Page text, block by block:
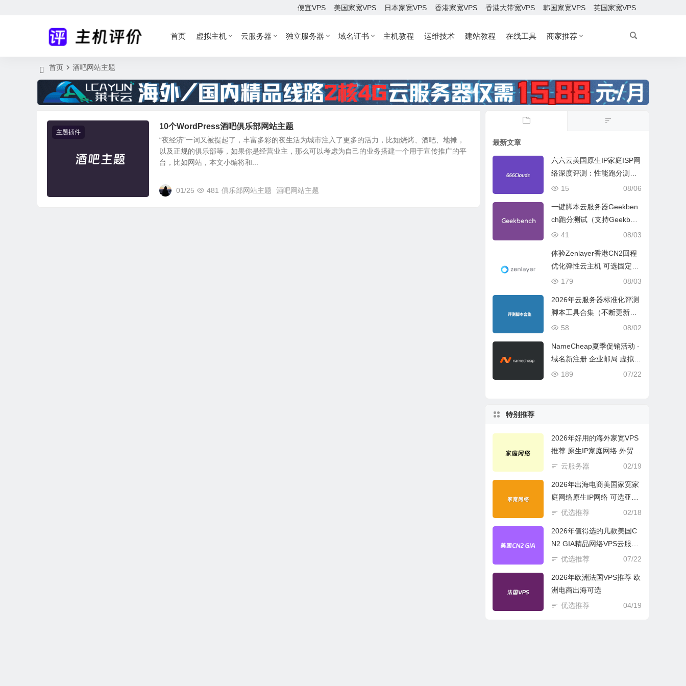
便宜VPS 美国家宽VPS 日本家宽VPS 香港家宽VPS 香港大带宽VPS 韩国家宽VPS 英国家宽VPS
首页 虚拟主机 云服务器 独立服务器 域名证书 主机教程 运维技术 建站教程 在线工具 商家推荐
首页 酒吧网站主题
主题插件
10个WordPress酒吧俱乐部网站主题
“夜经济”一词又被提起了，丰富多彩的夜生活为城市注入了更多的活力，比如烧烤、酒吧、地摊，
以及正规的俱乐部等，如果你是经营业主，那么可以考虑为自己的业务搭建一个用于宣传推广的平
台，比如网站，本文小编将和...
01/25 481 俱乐部网站主题 酒吧网站主题
最新文章
六六云美国原生IP家庭ISP网
络深度评测：性能跑分测
试、网络线路与购买建议08/06
15
一键脚本云服务器Geekben
ch跑分测试（支持Geekben
ch 5 Geekbench 6 Geekbe
08/03
41
体验Zenlayer香港CN2回程
优化弹性云主机 可选固定带
宽或流量模式
08/03
179
2026年云服务器标准化评测
脚本工具合集（不断更新完
善）
08/02
58
NameCheap夏季促销活动 -
域名新注册 企业邮局 虚拟主
机活动盘点
07/22
189
特别推荐
2026年好用的海外家宽VPS
推荐 原生IP家庭网络 外贸电
商必选
02/19
云服务器
2026年出海电商美国家宽家
庭网络原生IP网络 可选亚欧
美云服务器
02/18
优选推荐
2026年值得选的几款美国C
N2 GIA精品网络VPS云服务
器推荐
07/22
优选推荐
2026年欧洲法国VPS推荐 欧
洲电商出海可选
04/19
优选推荐